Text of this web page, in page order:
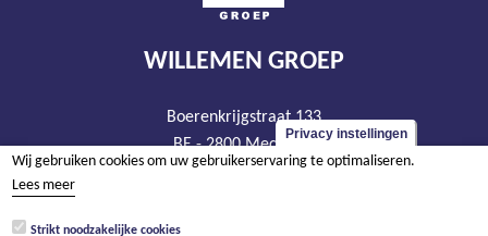
WILLEMEN GROEP
Boerenkrijgstraat 133
BE - 2800 Mechelen
tel +32 15 569 965
Privacy instellingen
Wij gebruiken cookies om uw gebruikerservaring te optimaliseren.
Lees meer
Strikt noodzakelijke cookies